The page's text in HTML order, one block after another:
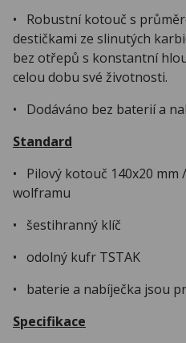
• Robustní kotouč s
destičkami ze slinutých
bez otřepů s konstantní
celou dobu své životnosti.
• Dodáváno bez baterií a
Standard
• Pilový kotouč 140x20 mm
wolframu
• šestihranný klíč
• odolný kufr TSTAK
• baterie a nabíječka jsou
Specifikace